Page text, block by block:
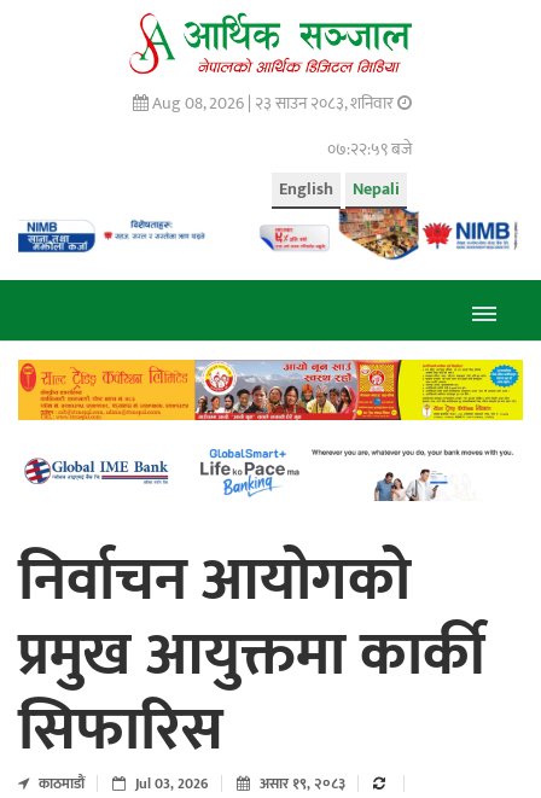
Aug 08, 2026 | २३ साउन २०८३, शनिवार
०७:२३:० बजे
Nepali
English
निर्वाचन आयोगको
प्रमुख आयुक्तमा कार्की
सिफारिस
काठमाडाैं Jul 03, 2026 असार १९, २०८३